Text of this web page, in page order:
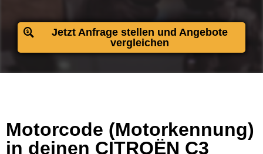
Jetzt Anfrage stellen und Angebote
vergleichen
Motorcode (Motorkennung)
in deinen CITROËN C3